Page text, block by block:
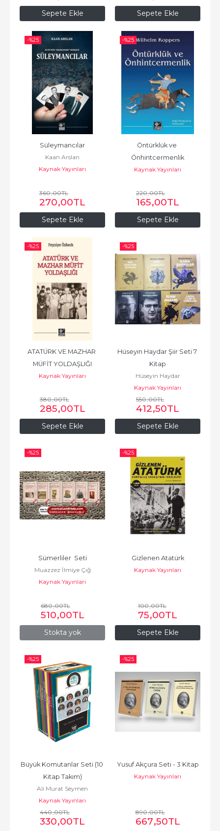
Sepete Ekle Sepete Ekle
-%25
Sepete Ekle
Süleymancılar
Kaan Arslan
Kaynak Yayınları
360,00TL
270,00TL
-%25
Sepete Ekle
Öntürklük ve
Önhintcermenlik
Kaynak Yayınları
220,00TL
165,00TL
-%25
Sepete Ekle
ATATÜRK VE MAZHAR
MÜFİT YOLDAŞLIĞI
Kaynak Yayınları
380,00TL
285,00TL
-%25
Sepete Ekle
Hüseyin Haydar Şiir Seti 7
Kitap
Hüseyin Haydar
Kaynak Yayınları
550,00TL
412,50TL
-%25
Stokta yok
Sümerliler  Seti
Muazzez İlmiye Çığ
Kaynak Yayınları
680,00TL
510,00TL
-%25
Sepete Ekle
Gizlenen Atatürk
Kaynak Yayınları
100,00TL
75,00TL
-%25
Büyük Komutanlar Seti (10
Kitap Takım)
Ali Murat Seymen
Kaynak Yayınları
440,00TL
330,00TL
-%25
Yusuf Akçura Seti - 3 Kitap
Kaynak Yayınları
890,00TL
667,50TL